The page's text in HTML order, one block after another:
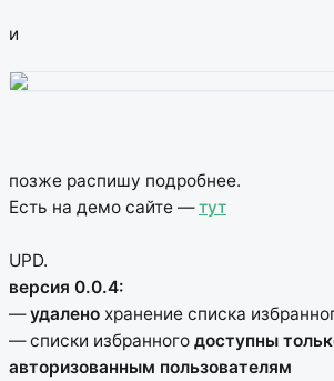
и
позже распишу подробнее.
Есть на демо сайте —тут
UPD.
версия 0.0.4:
—удалено хранение списка
— списки избранного доступны
авторизованным пользователям